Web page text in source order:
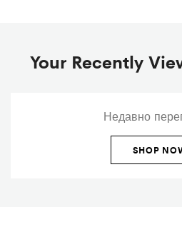
Your Recently
Недавно
SHOP